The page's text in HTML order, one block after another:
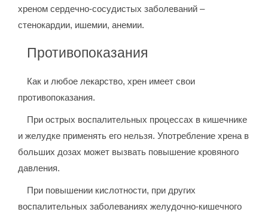
хреном сердечно-сосудистых заболеваний –
стенокардии, ишемии, анемии.
Противопоказания
Как и любое лекарство, хрен имеет свои
противопоказания.
При острых воспалительных процессах в кишечнике
и желудке применять его нельзя. Употребление хрена в
больших дозах может вызвать повышение кровяного
давления.
При повышении кислотности, при других
воспалительных заболеваниях желудочно-кишечного